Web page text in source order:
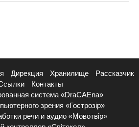
Дирекция Хранилище
Рассказчик
Контакты
система «DraCAEna»
зрения «Гострозір»
речи и аудио «Мовотвір»